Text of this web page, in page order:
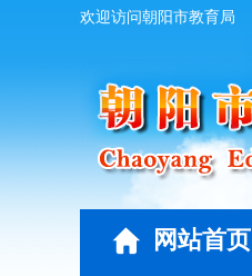
欢迎访问朝阳市教育局
网站首页